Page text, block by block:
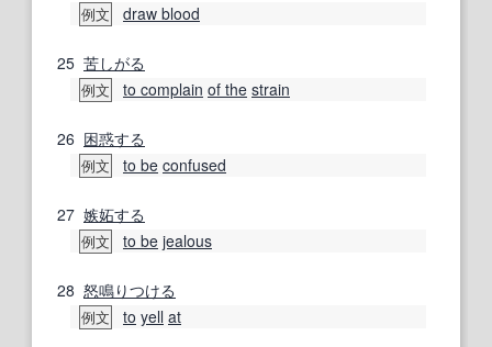
例文 draw blood
25 苦しがる
例文 to complain of the strain
26 困惑する
例文 to be confused
27 嫉妬する
例文 to be jealous
28 怒鳴りつける
例文 to yell at